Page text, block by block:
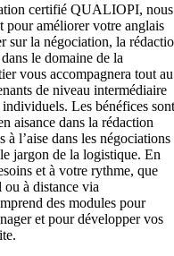
certifié QUALIOPI, nous
pour améliorer votre anglais
sur la négociation, la
le domaine de la
vous accompagnera tout au
de niveau intermédiaire
Les bénéfices sont
aisance dans la rédaction
à l’aise dans les négociations
jargon de la logistique. En
et à votre rythme, que
ou à distance via
des modules pour
et pour développer vos